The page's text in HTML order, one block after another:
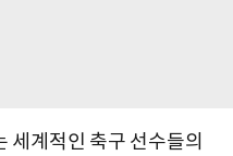
세계적인 축구 선수들의